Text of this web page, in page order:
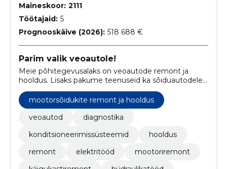
Maineskoor: 2111
Töötajaid: 5
Prognooskäive (2026): 518 688 €
Parim valik veoautole!
Meie põhitegevusalaks on veoautode remont ja
hooldus. Lisaks pakume teenuseid ka sõiduautodele.
areneme igapäevaselt, et pakkuda neile parimaid ja
kiiremaid remondilahendusi.
mootorsõidukite remont ja hooldus
veoautod
diagnostika
konditsioneerimissüsteemid
hooldus
remont
elektritööd
mootoriremont